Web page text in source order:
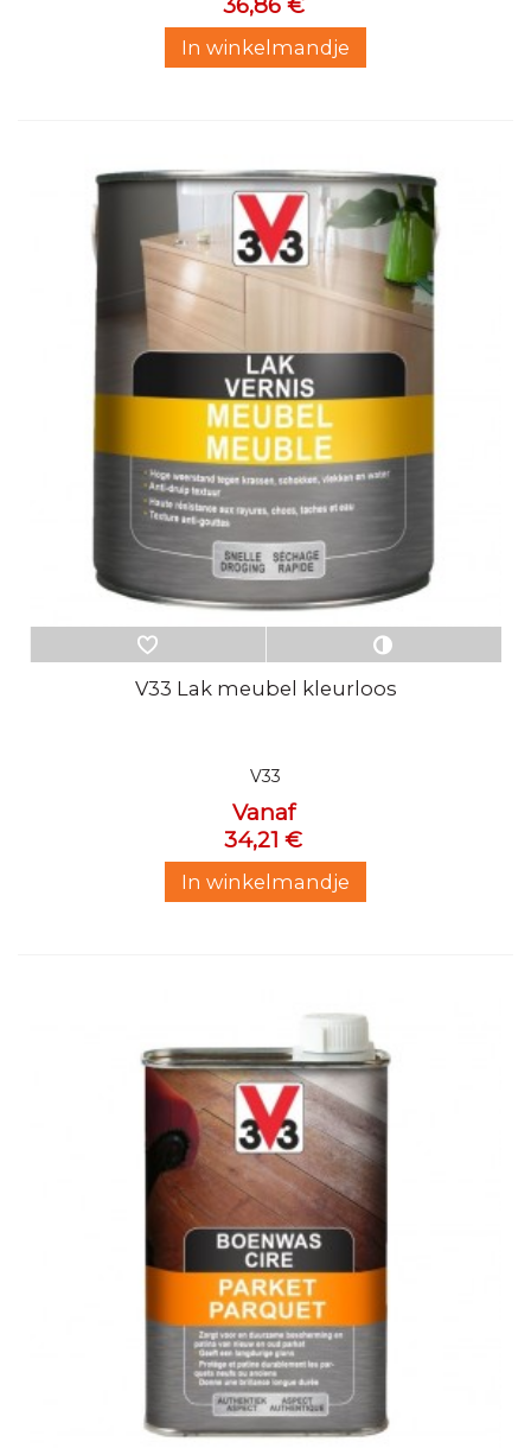
In winkelmandje
V33 Lak meubel kleurloos
V33
Vanaf
34,21 €
In winkelmandje